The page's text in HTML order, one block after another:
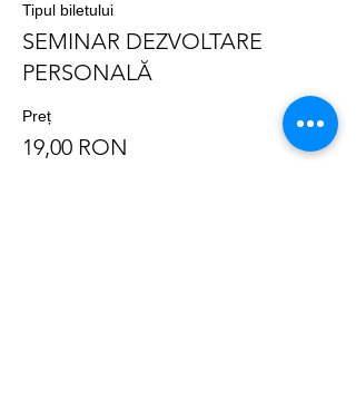
Tipul biletului
SEMINAR DEZVOLTARE
PERSONALĂ
Preț
19,00 RON